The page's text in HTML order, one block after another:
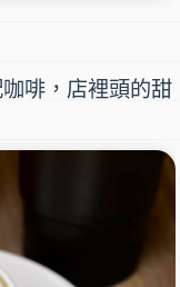
啡，店裡頭的甜